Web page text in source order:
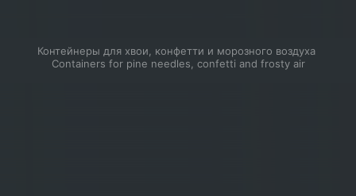
Контейнеры для хвои, конфетти и морозного воздуха
Containers for pine needles, confetti and frosty air